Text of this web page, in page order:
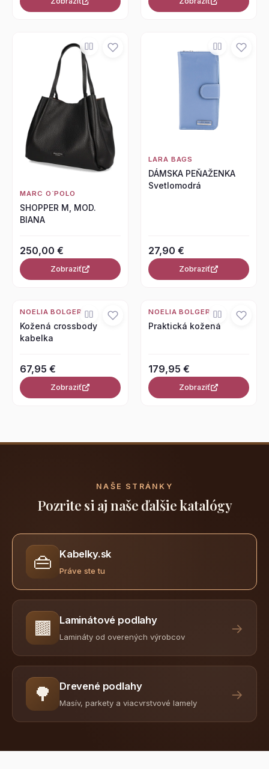
MARC O´POLO
SHOPPER M, MOD.
BIANA
250,00 €
Zobraziť
LARA BAGS
DÁMSKA PEŇAŽENKA
Svetlomodrá
27,90 €
Zobraziť
NOELIA BOLGER
Kožená crossbody
kabelka
67,95 €
Zobraziť
NOELIA BOLGER
Praktická kožená
179,95 €
Zobraziť
NAŠE STRÁNKY
Pozrite si aj naše ďalšie katalógy
👜 Kabelky.sk
Práve ste tu
🟫 Laminátové podlahy
Lamináty od overených výrobcov
→
🌳 Drevené podlahy
Masív, parkety a viacvrstvové lamely
→